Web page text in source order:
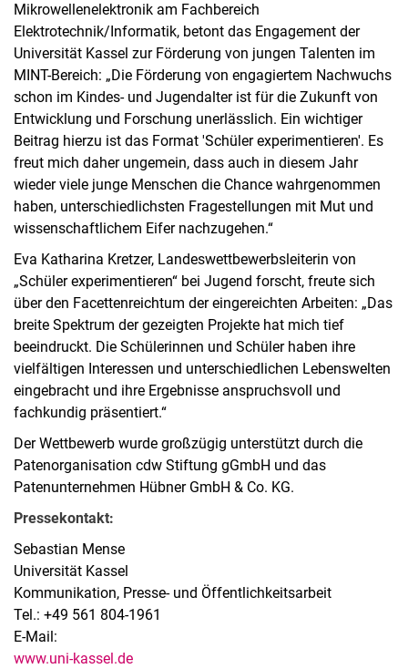
Mikrowellenelektronik am Fachbereich
Elektrotechnik/Informatik, betont das Engagement der
Universität Kassel zur Förderung von jungen Talenten im
MINT-Bereich: „Die Förderung von engagiertem Nachwuchs
schon im Kindes- und Jugendalter ist für die Zukunft von
Entwicklung und Forschung unerlässlich. Ein wichtiger
Beitrag hierzu ist das Format 'Schüler experimentieren'. Es
freut mich daher ungemein, dass auch in diesem Jahr
wieder viele junge Menschen die Chance wahrgenommen
haben, unterschiedlichsten Fragestellungen mit Mut und
wissenschaftlichem Eifer nachzugehen.“
Eva Katharina Kretzer, Landeswettbewerbsleiterin von
„Schüler experimentieren“ bei Jugend forscht, freute sich
über den Facettenreichtum der eingereichten Arbeiten: „Das
breite Spektrum der gezeigten Projekte hat mich tief
beeindruckt. Die Schülerinnen und Schüler haben ihre
vielfältigen Interessen und unterschiedlichen Lebenswelten
eingebracht und ihre Ergebnisse anspruchsvoll und
fachkundig präsentiert.“
Der Wettbewerb wurde großzügig unterstützt durch die
Patenorganisation cdw Stiftung gGmbH und das
Patenunternehmen Hübner GmbH & Co. KG.
Pressekontakt:
Sebastian Mense
Universität Kassel
Kommunikation, Presse- und Öffentlichkeitsarbeit
Tel.: +49 561 804-1961
E-Mail:
www.uni-kassel.de